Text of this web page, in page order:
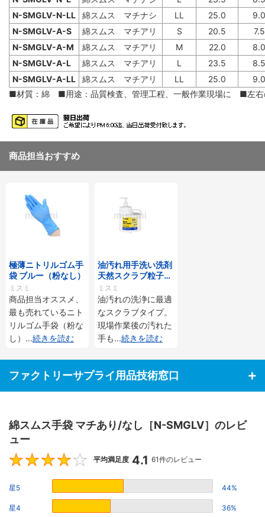
N-SMGLV-N-LL
綿スムス マチナシ LL 25.0
9.0
N-SMGLV-A-S
綿スムス マチアリ S 20.5
7.5
N-SMGLV-A-M
綿スムス マチアリ M 22.0
8.0
N-SMGLV-A-L
綿スムス マチアリ L 23.5
8.5
N-SMGLV-A-LL
綿スムス マチアリ LL 25.0
9.0
■材質：綿 ■用途：品質検査、管理工程、一般作業現場に ■左右
商品担当おすすめ
極薄ニトリルゴム手
袋 ブルー（粉なし）
ミスミ
商品担当オススメ、
最も売れているニト
リルゴム手袋（粉な
し） ...続きを読む
油汚れ用手洗い洗剤
天然スクラブ粒子入
（アロエエキス配
合）
ミスミ
油汚れの洗浄に最適
なスクラブタイプ。
現場作業後の汚れた
手も...続きを読む
ファクトリーサプライ用品技術窓口
綿スムス手袋 マチあり/なし［N-SMGLV］のレビ
ュー
4.1
平均満足度 4.1 61件のレビュー
星5 44%
星4 36%